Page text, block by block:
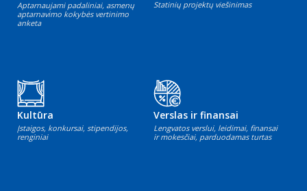
Aptarnaujami padaliniai, asmenų
aptarnavimo kokybės vertinimo
anketa
Statinių projektų viešinimas
Kultūra
Įstaigos, konkursai, stipendijos,
renginiai
Verslas ir finansai
Lengvatos verslui, leidimai, finansai
ir mokesčiai, parduodamas turtas